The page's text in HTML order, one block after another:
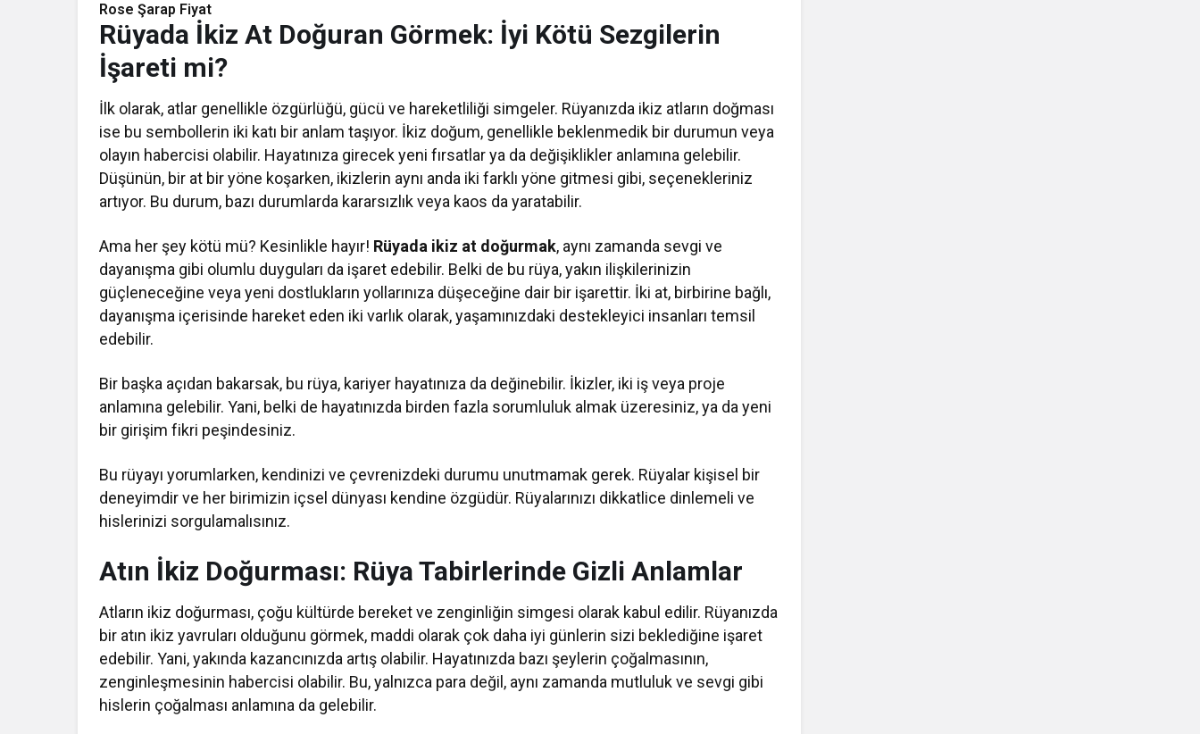
Rose Şarap Fiyat
Rüyada İkiz At Doğuran Görmek: İyi Kötü Sezgilerin
İşareti mi?
İlk olarak, atlar genellikle özgürlüğü, gücü ve hareketliliği simgeler. Rüyanızda ikiz atların doğması
ise bu sembollerin iki katı bir anlam taşıyor. İkiz doğum, genellikle beklenmedik bir durumun veya
olayın habercisi olabilir. Hayatınıza girecek yeni fırsatlar ya da değişiklikler anlamına gelebilir.
Düşünün, bir at bir yöne koşarken, ikizlerin aynı anda iki farklı yöne gitmesi gibi, seçenekleriniz
artıyor. Bu durum, bazı durumlarda kararsızlık veya kaos da yaratabilir.
Ama her şey kötü mü? Kesinlikle hayır! Rüyada ikiz at doğurmak, aynı zamanda sevgi ve
dayanışma gibi olumlu duyguları da işaret edebilir. Belki de bu rüya, yakın ilişkilerinizin
güçleneceğine veya yeni dostlukların yollarınıza düşeceğine dair bir işarettir. İki at, birbirine bağlı,
dayanışma içerisinde hareket eden iki varlık olarak, yaşamınızdaki destekleyici insanları temsil
edebilir.
Bir başka açıdan bakarsak, bu rüya, kariyer hayatınıza da değinebilir. İkizler, iki iş veya proje
anlamına gelebilir. Yani, belki de hayatınızda birden fazla sorumluluk almak üzeresiniz, ya da yeni
bir girişim fikri peşindesiniz.
Bu rüyayı yorumlarken, kendinizi ve çevrenizdeki durumu unutmamak gerek. Rüyalar kişisel bir
deneyimdir ve her birimizin içsel dünyası kendine özgüdür. Rüyalarınızı dikkatlice dinlemeli ve
hislerinizi sorgulamalısınız.
Atın İkiz Doğurması: Rüya Tabirlerinde Gizli Anlamlar
Atların ikiz doğurması, çoğu kültürde bereket ve zenginliğin simgesi olarak kabul edilir. Rüyanızda
bir atın ikiz yavruları olduğunu görmek, maddi olarak çok daha iyi günlerin sizi beklediğine işaret
edebilir. Yani, yakında kazancınızda artış olabilir. Hayatınızda bazı şeylerin çoğalmasının,
zenginleşmesinin habercisi olabilir. Bu, yalnızca para değil, aynı zamanda mutluluk ve sevgi gibi
hislerin çoğalması anlamına da gelebilir.